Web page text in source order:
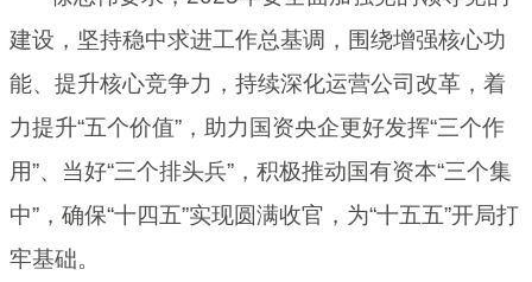
建设，坚持稳中求进工作总基调，围绕增强核心功
能、提升核心竞争力，持续深化运营公司改革，着
力提升“五个价值”，助力国资央企更好发挥“三个作
用”、当好“三个排头兵”，积极推动国有资本“三个集
中”，确保“十四五”实现圆满收官，为“十五五”开局打
牢基础。